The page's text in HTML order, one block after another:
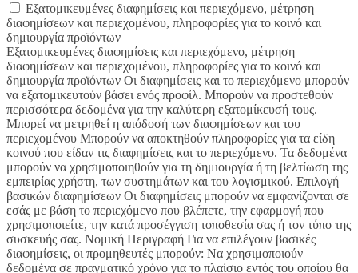
Εξατομικευμένες διαφημίσεις και περιεχόμενο, μέτρηση
διαφημίσεων και περιεχομένου, πληροφορίες για το κοινό και
δημιουργία προϊόντων
Εξατομικευμένες διαφημίσεις και περιεχόμενο, μέτρηση διαφημίσεων και περιεχομένου, πληροφορίες για το κοινό και δημιουργία προϊόντων Οι διαφημίσεις και το περιεχόμενο μπορούν να εξατομικευτούν βάσει ενός προφίλ. Μπορούν να προστεθούν περισσότερα δεδομένα για την καλύτερη εξατομίκευσή τους. Μπορεί να μετρηθεί η απόδοσή των διαφημίσεων και του περιεχομένου Μπορούν να αποκτηθούν πληροφορίες για τα είδη κοινού που είδαν τις διαφημίσεις και το περιεχόμενο. Τα δεδομένα μπορούν να χρησιμοποιηθούν για τη δημιουργία ή τη βελτίωση της εμπειρίας χρήστη, των συστημάτων και του λογισμικού. Επιλογή βασικών διαφημίσεων Οι διαφημίσεις μπορούν να εμφανίζονται σε εσάς με βάση το περιεχόμενο που βλέπετε, την εφαρμογή που χρησιμοποιείτε, την κατά προσέγγιση τοποθεσία σας ή τον τύπο της συσκευής σας. Νομική Περιγραφή Για να επιλέγουν βασικές διαφημίσεις, οι προμηθευτές μπορούν: Να χρησιμοποιούν δεδομένα σε πραγματικό χρόνο για το πλαίσιο εντός του οποίου θα προβάλλεται η διαφήμιση, όπως πληροφορίες σχετικά με το περιεχόμενο και τη συσκευή (π.χ. τύπο και δυνατότητες συσκευής, παράγοντα χρήστη, διεύθυνση URL, διεύθυνση IP), ώστε να προβάλουν τη διαφήμιση . Να χρησιμοποιούν τα μη ακριβή δεδομένα γεω-εντοπισμού ενός χρήστη. Να ελέγχουν τη συχνότητα των διαφημίσεων που εμφανίζονται σε έναν χρήστη. Να επιλέγουν τη σειρά με την οποία εμφανίζονται οι διαφημίσεις σε έναν χρήστη. Να αποτρέπουν την προβολή μιας διαφήμισης σε ακατάλληλο (μη ασφαλές για το προϊόν) συντακτικό περιβάλλον Οι προμηθευτές δεν μπορούν: Να δημιουργούν προφίλ εξατομικευμένων διαφημίσεων χρησιμοποιώντας αυτά τα δεδομένα (πληροφορίες) για την επιλογή μελλοντικών διαφημίσεων Σημείωση: «Μη ακριβής» σημαίνει ότι επιτρέπεται μόνο η κατά προσέγγιση τοποθεσία σε ακτίνα τουλάχιστον 500 μέτρων. Προβολή Συνεργατών - : Tappx - 1020, Inc. dba Placecast and Ericsson Emodo - 1Agency - 33Across - 360e-com Sp. z o.o. - 42 Ads GmbH - A Million Ads Ltd - A.Mob - AA INTERNET-MEDIA Ltd - Accorp Sp. z o.o. - Active Agent (ADITION technologies GmbH) - Ad Alliance GmbH - Adacado Technologies Inc. (DBA Adacado) - ADARA MEDIA UNLIMITED - adbility media GmbH - ADCELL | Firstlead GmbH - AdColony, Inc. - AddApptr GmbH - AdElement Media Solutions Pvt Ltd - Adevinta Spain S.L.U. - Adhese - adhood.com - ADITION technologies GmbH - Adlane LTD - Adludio Ltd. - ADMAN - Phaistos Networks, S.A. - ADman Interactive SLU - adMarketplace, Inc. - AdMaxim Inc. - Admixer EU GmbH - adnanny.com SLU - Adnuntius AS - Adobe Advertising Cloud - Adpone SL - adQuery - AdQuiver Media SL - ADRENALEAD - adrule mobile GmbH - ADSOCY - Adsolutions BV - AdSpirit GmbH - adsquare GmbH - ADSTOURS SAS - AdsWizz Inc. - Adtarget Medya A.S. - Adtelligent Inc. - AdTheorent, Inc - ADUX - ADventori SAS - Adverticum cPlc. - Adverty AB (publ) - AdView - Advisible AB - ADWAYS SAS - adWMG - Adzymic Pte Ltd - AerServ LLC - Allegro.pl - Alliance Gravity Data Media - Amazon Advertising - Amnet GmbH - Amobee Inc. - ANINPRO-CREATIVE, S.L. - Aniview LTD - AntVoice - Anzu Virtual Reality LTD - Apester Ltd - Arcspire Limited - Arkeero - ARKHEUS - ARMIS SAS - ArtChaos s.r.o. - Audience Network - Audience Solutions S.A. - Audiencerate LTD - AuDigent - AUDIOMOB LTD - Automattic Ads - Avocet Systems Limited - Axiom Media Connect - Axonix LTD - B2B Media Group EMEA - Baidu USA - Bandsintown Amplified LLC - Beaconspark Ltd - BeeswaxIO Corporation - BEINTOO SPA - Bertelsmann Data Service GmbH - Betgenius Ltd - BidBerry SRL - BidMachine Inc. - Bidstack Limited - BIDSWITCH GmbH - Bidtellect, Inc - BLIINK SAS - Blingby LLC - Blis Media Limited - Bmind a Sales Maker Company, S.L. - Brave People Ltd. - Brid Video DOO - BSmartData GmbH - Bucksense Inc - BusinessClick - CAKE Software, Inc. - Captify Technologies Limited - Carbon (AI) Limited - Celtra, Inc. - CentralNic Poland sp. z o.o. - CIBLECLIC - Clinch Labs LTD - Cloud Technologies S.A. - Cluep LLC - Collective Europe Ltd. - Comcast International France SAS - Commanders Act - Connatix Native Exchange Inc. - ConnectAd Realtime GmbH - Consumable, Inc. - Content Ignite - Converto AG - Criteo SA - Crowdy News Ltd - cynapsis interactive GmbH - Czech Publisher Exchange z.s.p.o. - Dataseat Ltd - dataXtrade GmbH - Delta Projects AB - Demandbase, Inc. - Dentsu Aegis Network Italia SpA - Dentsu Denmark A/S - Digital East GmbH - Digital Squad - Discover-Tech ltd - Disqus - Doceree UK Limited - DynAdmic - EASYmedia GmbH - eBay Inc - eMarketingSolutions, Online Marketing S.L. - Epom Ltd. - Epsilon - Ermes - ETARGET SE - Eulerian Technologies - Evolution Technologies Inc. - Evorra Ltd - Exit Bee Limited - Exponential Interactive, Inc d/b/a VDX.tv - Extreme Reach, Inc - Factor Eleven GmbH - Fandom, Inc. - Fifty Technology Limited - Flashtalking, Inc. - Flexoffers.com, LLC - Freshclip GmbH & Co. KG - FUNKE Digital GmbH - Fyber - GADSME - Gamned - Gamoshi Ltd - GDMServices, Inc. d/b/a FiksuDSP - GeistM Technologies LTD - Gemius SA - Glimpse Protocol Limited - Global Media & Entertainment Limited - Go.pl sp. z o.o. - Golden Bees - Goodeed - Grabit Interactive Media Inc dba KERV Interctive - GroupM UK Limited - GumGum, Inc. - Hashtag Labs Inc. - Havas Media (Artemis Alliance S.L.U.) - HEIMSPIEL Medien GmbH & Co KG - Hurra Communications GmbH - Hybrid Adtech GmbH - Hybrid Theory - HyperTV Inc. - I.R.V. D.O.O. - Imonomy - Impactify - Index Exchange, Inc. - INFINIA MOBILE S.L. - InMobi Pte Ltd - INNITY - Inspired Mobile Limited - Insticator, Inc. - InsurAds Technologies SA. - INVIDI technologies AB - IPONWEB GmbH - iPROM - iProspect GmbH - IQM CORPORATION - Jampp LTD - Jellyfish France - Jivox Corporation - JS Web Production - Justpremium BV - Kairion GmbH - Kargo Global Inc. - Kayzen - Kertil Iberia SL - Ketchup Adv Spa - Keymantics - Knorex - Konodrac S.L. - Kubient Inc. - Kwanko - Leadoo Marketing Technologies Ltd - Lifesight Pte. Ltd. - Liftoff Mobile, Inc. - LiquidM Technology GmbH - LiveRamp, Inc. - Localsensor B.V. - Longtail Ad Solutions, Inc dba JW Player - LoopMe Limited - Luna Media Group LLC - MADVERTISE MEDIA - Magnite, Inc. (Outstream) - Maiden Marketing Pte Ltd - mainADV Srl - Market Resource Partners LLC - Mars Inc. - Mars Media Group - McCann Discipline LTD - Media Square - Media16 ltd - mediarithmics SAS - Mediascore mbH - Mediasmart Mobile S.L. - Mediavine, Inc. - MGID Inc. - Mindlytix SAS - MiQ - MISSENA - Mobfox US LLC - Mobile Professionals BV - Mobsuccess - Monet Engine Inc - Nano Interactive GmbH - Near Pte Ltd - Neodata Group srl - NEORY GmbH - Netpoint Media GmbH - Newsroom AI Ltd - Next Media SRL - Next Millennium Media INC - NextRoll, Inc. - NoBid, Inc. - Noster Finance S.L. - numberly - On Device Research Limited - OnAudience Ltd - One Tech Group GmbH - ONEcount - OneFootball GmbH - OneTag Limited - Onfocus (Adagio) - Online Advertising Network Sp. z o.o. - Online Solution - Onnetwork Sp. z o.o. - OnProspects Ltd - Opt Out Advertising B.V. - Optomaton UG - Otto (GmbH & Co KG) - Outbrain UK Ltd - Passendo Aps - Pelmorex Corp. - Performax.cz, s.r.o. - Permodo GmbH - Persona.ly - Pexi B.V. - Piano Software Inc - Pinpoll GmbH - Platform161 B.V. - PLAYGROUND XYZ EMEA LTD - PML Innovative Media - PRECISO SRL - Programatica de publicidad S.L. - Project Agora Ltd - ProSiebenSat.1 Digital Data GmbH - Proxi.cloud sp. z.o.o - Pubfinity LLC - Publica LLC - Publicis Media GmbH - Pulse Innovations Limited - Pure Local Media GmbH - Quality Media Network GmbH - QuantumCast digital GmbH - Quantyoo GmbH & Co. KG - QUARTER MEDIA GmbH - Radio Net Media Limited - Rapid Performance GmbH - RDandX Group DMCC - Readpeak Oy - Realytics - Rebold Marketing & Communication SLU - Reignn Platform Ltd - Relay42 Netherlands B.V. - remerge GmbH - Remixd Media, Inc. - Reppublika- The Research Toolbox GmbH - Reveal Mobile Inc - RevJet - RevX - Rezonence Limited - Rich Audience Technologies SL - Ringier Axel Springer Polska sp. z o.o. - Rockabox Media Ltd t/a Scoota - Roku Advertising Services - Romios - Roq.ad Inc. - RTB House S.A. - Samba TV Inc. - Samba TV UK Limited - ScaleMonk Inc. - Seedtag Advertising S.L - SelectMedia International LTD - Sharethrough, Inc - SheMedia, LLC - ShinyStat S.p.a. - Sift Media, Inc - Simplifi Holdings Inc - Skaze - Skoiy - Smaato, Inc. - Smadex SL - Smart Adserver - Smartclip Hispania SL - SmartyAds Inc. - Smile Wanted Group - SNAPUPP TECHNOLOGIES SL - SoD ScreenOnDemand GmbH - Sojern, Inc. - Solocal - Solution coupons - Sonic Odeeo ltd - Sonobi, Inc - SoundCast - Sovrn Holdings Inc - SpearAd GmbH - SPICY MOBILE Sp z o.o. Sp.k. - Spolecznosci Sp. z o.o. Sp. k. - Spoods GmbH - SPORTORITY UK LTD - Sportradar AG - Spotad - SpringServe, LLC - StackAdapt - STUDIO GONG GmbH & Co. Studiobetriebs KG - Sub2 Technologies Ltd - Sublime - SunMedia - TabMo SAS - Taboola Europe Limited - Tangoo Srl - TAPTAP Digital SL - Targetspot Belgium SPRL - Teemo SA - Telecoming S.A. - Telefonica Investigación y Desarrollo S.A.U - Teroa S.A. - The ADEX GmbH - The Kantar Group Limited - THE LINEA 1 MKT SL - The MediaGrid Inc. - THE NEWCO S.R.L. - The Ozone Project Limited - The Procter & Gamble Company - The Reach Group GmbH - Threedium - Timehop, Inc. - TIMEONE PERFORMANCE - travel audience GmbH - Triapodi Ltd. - Triple13 Ltd - Truvid Inc. - twiago GmbH - UberMedia, Inc. - ucfunnel Co., Ltd. - Underdog Media LLC - Unilever Polska sp. z o.o. - United Internet Media GmbH - Unruly Group Ltd - usemax advertisement (Emego GmbH) - Ve Global UK Limited - VECTAURY - Venatus Media Limited - Verve Group Europe GmbH - VEXPRO TECHNOLOGIES LTD - VGI CTV, Inc - video intelligence AG - Videobyte Inc - Vidoomy Media SL - Viewdeos 2015 LTD -